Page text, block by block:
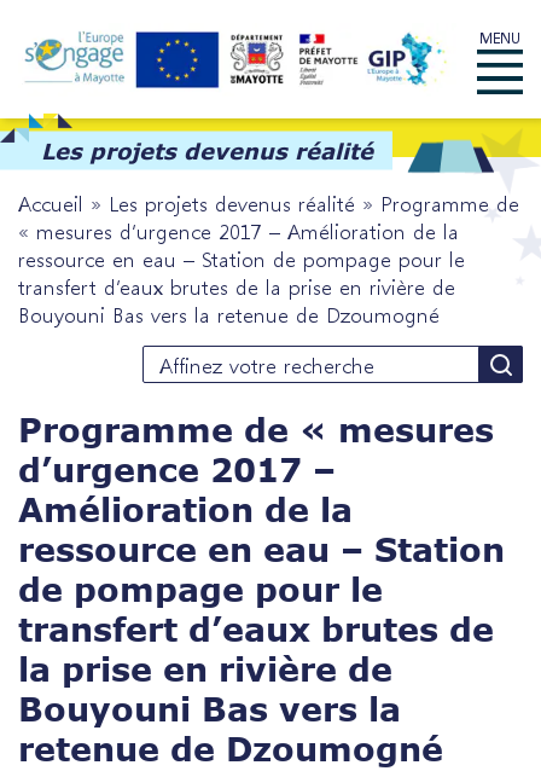
content
MENU
Menu
Les projets devenus réalité
Accueil » Les projets devenus réalité » Programme de
« mesures d’urgence 2017 – Amélioration de la
ressource en eau – Station de pompage pour le
transfert d’eaux brutes de la prise en rivière de
Bouyouni Bas vers la retenue de Dzoumogné
Programme de « mesures
d’urgence 2017 –
Amélioration de la
ressource en eau – Station
de pompage pour le
transfert d’eaux brutes de
la prise en rivière de
Bouyouni Bas vers la
retenue de Dzoumogné